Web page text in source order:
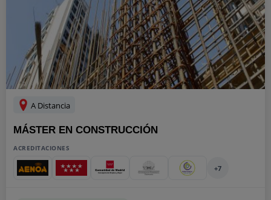
A Distancia
MÁSTER EN CONSTRUCCIÓN
ACREDITACIONES
+7